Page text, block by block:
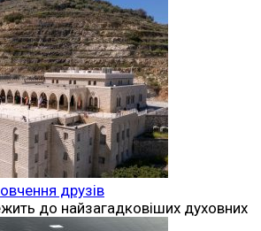
друзів
до найзагадковіших духовних